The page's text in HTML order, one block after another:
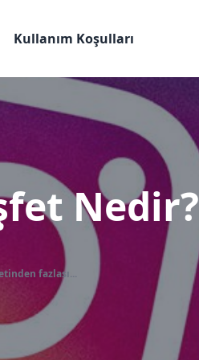
Kullanım Koşulları
Nedir?
fazlası...